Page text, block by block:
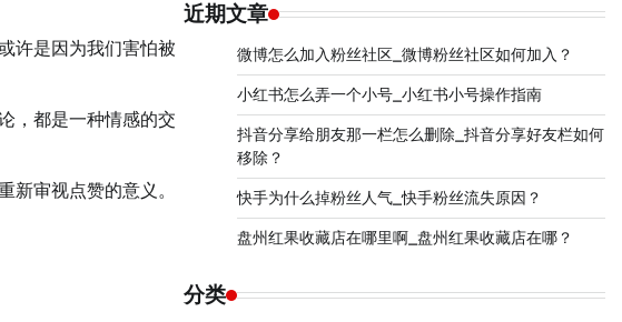
许是因为我们害怕被
，都是一种情感的交
审视点赞的意义。
近期文章
微博怎么加入粉丝社区_微博粉丝社区如何加入？
小红书怎么弄一个小号_小红书小号操作指南
抖音分享给朋友那一栏怎么删除_抖音分享好友栏如何
移除？
快手为什么掉粉丝人气_快手粉丝流失原因？
盘州红果收藏店在哪里啊_盘州红果收藏店在哪？
分类